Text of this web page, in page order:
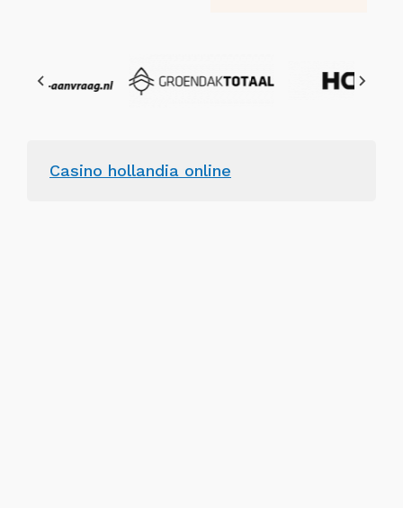
Casino hollandia online